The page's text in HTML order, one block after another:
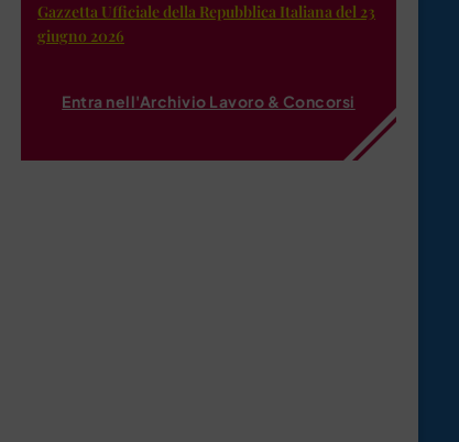
Gazzetta Ufficiale della Repubblica Italiana del 23
giugno 2026
Entra nell'Archivio Lavoro & Concorsi